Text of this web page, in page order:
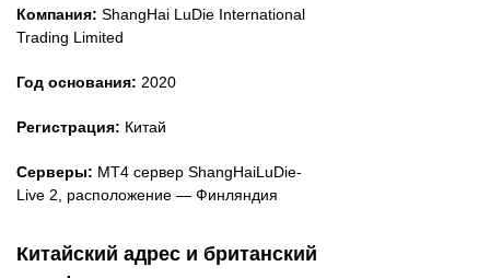
Компания: ShangHai LuDie International
Trading Limited
Год основания: 2020
Регистрация: Китай
Серверы: MT4 сервер ShangHaiLuDie-
Live 2, расположение — Финляндия
Китайский адрес и британский